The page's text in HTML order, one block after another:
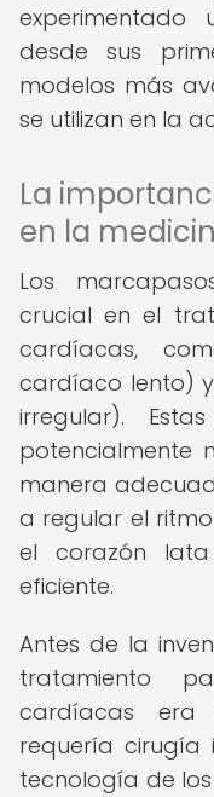
experimentado
desde sus
modelos más
se utilizan en la
La
en la
Los
crucial en el
cardíacas,
cardíaco lento)
irregular).
potencialmente
manera
a regular el
el corazón
eficiente.
Antes de la
tratamiento
cardíacas era
requería cirugía
tecnología de